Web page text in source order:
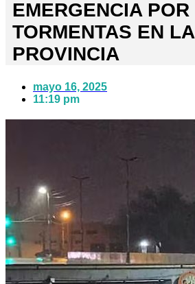
EMERGENCIA POR
TORMENTAS EN LA
PROVINCIA
mayo 16, 2025
11:19 pm